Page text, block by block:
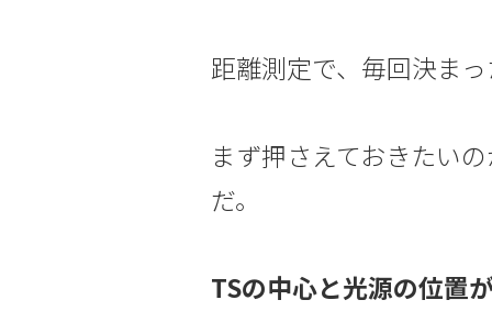
距離測定で、毎回決ま
まず押さえておきたい
だ。
TSの中心と光源の位置